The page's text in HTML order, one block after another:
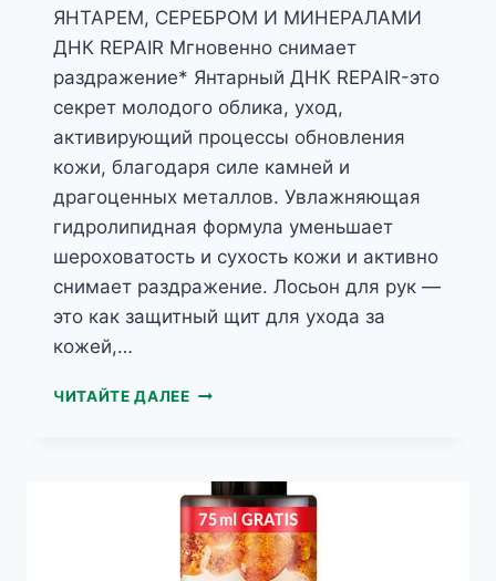
ЯНТАРЕМ, СЕРЕБРОМ И МИНЕРАЛАМИ
ДНК REPAIR Мгновенно снимает
раздражение* Янтарный ДНК REPAIR-это
секрет молодого облика, уход,
активирующий процессы обновления
кожи, благодаря силе камней и
драгоценных металлов. Увлажняющая
гидролипидная формула уменьшает
шероховатость и сухость кожи и активно
снимает раздражение. Лосьон для рук —
это как защитный щит для ухода за
кожей,…
ЧИТАЙТЕ ДАЛЕЕJANTAR
РУК
С
ЯНТАРЕМ
И
СЕРЕБРОМ